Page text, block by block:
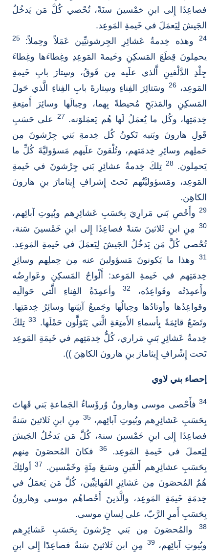
فصاعِدًا إِلى ابنِ خمْسينَ سنَةً، تُحْصي كُلَّ مَن يَدخُلُ
الجَيشَ لِيَعمَلَ في خَيمةِ المَوعِد.
24 وهذه خِدمةُ عَشائِرِ الجِرشونيِّين عَمَلاً وحِملاً: 25
يحمِلونَ قِطَعَ المَسكِنِ وخَيمةَ المَوعِدِ وغِطاءَها وغِطاءَ
جِلْدِ الدَّلْفينِ اَّلذي علَيه مِن فَوقُ، وسِتارَ بابِ خَيمةِ
المَوعِد،26 وسَتائِرَ الفِناءِ وسِتارةَ بابِ الفِناءِ الَّذي حَولَ
المَسكِنِ والمَذبَحِ مُحيطةً بِهما، وحِبالَها وسائِرَ أَمتِعةِ
خِدمَتِها، وكُل ما يُعمَلُ لَها هُم يَعمَلوَنه. 27
على حَسَبِ
قَولِ هارونَ وبَنيه تَكونُ كُل خِدمةِ بَني جِرْشونَ مِن
حَملِهم وسائِرِ خِدمَتهم، وتُلْقونَ علَيهم مَسؤوليَّةَ كُلِّ ما
يَحمِلون.28 تِلكَ خِدمةُ عشائِرِ بَني جِرْشونَ في خَيمةِ
المَوعِد، ومَسؤوليَّتُهم تَحتَ إِشرافِ إِيثامارَ بنِ هارونَ
الكاهِن.
29 وأَحْصِ بَني مَرارِيَ بِحَسَبِ عَشائِرِهم وبُيوتِ آبائِهم،
30 مِنِ ابنِ ثَلاثينَ سَنةً فصاعِدًا إِلى ابنِ خَمْسينَ سَنة،
تُحْصي كُلَّ مَن يَدخُلُ الجَيشَ لِيَعمَلَ في خَيمةِ المَوعِد.
31
وهذا ما يَكونونَ مَسؤولينَ عنه مِن حِملِهم وسائِرِ
خِدمَتِهم في خَيمةِ المَوعد: أَلْواحُ المَسكِنِ وعَوارِضُه
وأَعمِدَتُه وقَواعِدُه،
32
وأعمِدَةُ الفِناءِ الَّتي حَوالَيه
وقواعِدُها وأوتادُها وحِبالُها وجَميعُ آنِيَتها وسائِرُ خِدمَتِها.
وتَضَعُ قائِمَةً بِأسماءِ الأَمتِعَةِ الَّتي يَتَوَلَّون حَمْلَها.
33تِلكَ
خِدمةُ عَشائِرِ بَنيِ مَراري، كُلُّ خِدمَتِهم في خَيمَةِ المَوعِد
تَحت إِشْرافِ إِيثامارَ بنِ هارونَ الكاهِنَ )).
إحصاء بني لاوي
34 فأَحْصى موسى وهارونُ وُرؤَساءُ الجَماعةِ بَني قَهاتَ
بِحَسَبِ عَشائِرِهم وبُيوتِ آبائِهم،35 مِنِ ابنِ ثَلاثينَ سَنةً
فصاعِدًا إِلى ابنِ خَمْسينَ سنة، كُلَّ مَن يَدخُلُ الجَيشَ
لِيَعملَ في خَيمةِ المَوعِد.36
فكانَ المُحصَونَ مِنهم
بِحَسَبِ عشائِرِهم أَلفَينِ وسَبعَ مِئَةٍ وخَمْسين.
37أولئِكَ
هُمُ المُحصَونَ مِن عَشائِرِ القَهاتِبِّين، كُلَّ مَن يَعمَلُ في
خِدمَةِ خَيمَةِ المَوعِد، والَّذينَ أَحْصاهُم موسى وهارونُ
بِحَسَبِ أَمرِ الرَّبّ، على لِسانِ موسى.
38
والمُحصَونَ مِن بَني جِرْشونَ بِحَسَبِ عَشائِرِهم
وبُيوتِ آبائِهم،39 مِنِ ابن ثَلاثينَ سَنةً فصاعِدًا إِلى ابنِ